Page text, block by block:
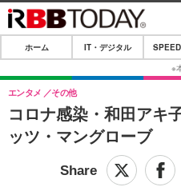
ホーム
IT・デジタル
IT・デジタルTOP
ショッピング
SPEED TEST
ホーム IT・デジタル
コロナ感染・和田アキ
ッツ・マングローブ
エンタメ その他